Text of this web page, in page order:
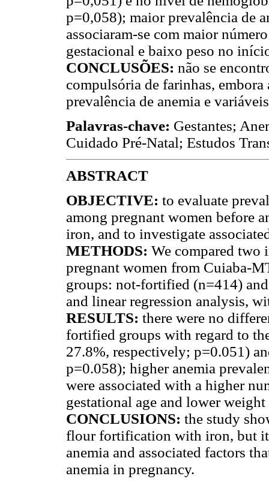
p=0,058); maior prevalência de
associaram-se com maior
gestacional e baixo peso no
CONCLUSÕES: não se
compulsória de farinhas,
prevalência de anemia e
Palavras-chave: Gestantes;
Cuidado Pré-Natal; Estudos
ABSTRACT
OBJECTIVE: to evaluate
among pregnant women before
iron, and to investigate
METHODS: We compared two
pregnant women from Cuiaba-
groups: not-fortified (n=414)
and linear regression analysis,
RESULTS: there were no
fortified groups with regard to
27.8%, respectively; p=0.051)
p=0.058); higher anemia
were associated with a higher
gestational age and lower
CONCLUSIONS: the study
flour fortification with iron, but
anemia and associated factors
anemia in pregnancy.